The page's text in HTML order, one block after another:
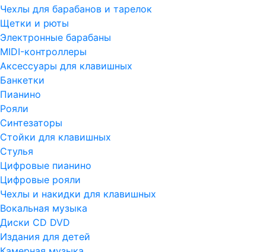
Чехлы для барабанов и тарелок
Щетки и рюты
Электронные барабаны
MIDI-контроллеры
Аксессуары для клавишных
Банкетки
Пианино
Рояли
Синтезаторы
Стойки для клавишных
Стулья
Цифровые пианино
Цифровые рояли
Чехлы и накидки для клавишных
Вокальная музыка
Диски CD DVD
Издания для детей